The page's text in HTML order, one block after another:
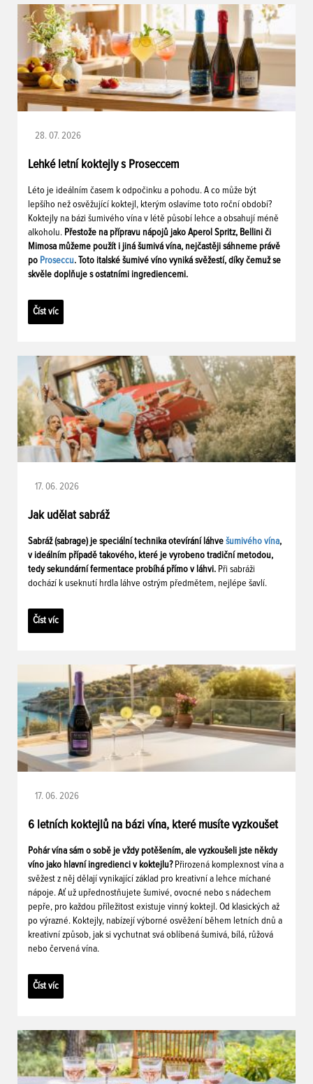
28. 07. 2026
Lehké letní koktejly s Proseccem
Léto je ideálním časem k odpočinku a pohodu. A co může být
lepšího než osvěžující koktejl, kterým oslavíme toto roční období?
Koktejly na bázi šumivého vína v létě působí lehce a obsahují méně
alkoholu. Přestože na přípravu nápojů jako Aperol Spritz, Bellini či
Mimosa můžeme použít i jiná šumivá vína, nejčastěji sáhneme právě
po Proseccu. Toto italské šumivé víno vyniká svěžestí, díky čemuž se
skvěle doplňuje s ostatními ingrediencemi.
Číst víc
17. 06. 2026
Jak udělat sabráž
Sabráž (sabrage) je speciální technika otevírání láhve šumivého vína,
v ideálním případě takového, které je vyrobeno tradiční metodou,
tedy sekundární fermentace probíhá přímo v láhvi. Při sabráži
dochází k useknutí hrdla láhve ostrým předmětem, nejlépe šavlí.
Číst víc
17. 06. 2026
6 letních koktejlů na bázi vína, které musíte vyzkoušet
Pohár vína sám o sobě je vždy potěšením, ale vyzkoušeli jste někdy
víno jako hlavní ingredienci v koktejlu? Přirozená komplexnost vína a
svěžest z něj dělají vynikající základ pro kreativní a lehce míchané
nápoje. Ať už upřednostňujete šumivé, ovocné nebo s nádechem
pepře, pro každou příležitost existuje vinný koktejl. Od klasických až
po výrazné. Koktejly, nabízejí výborné osvěžení během letních dnů a
kreativní způsob, jak si vychutnat svá oblíbená šumivá, bílá, růžová
nebo červená vína.
Číst víc